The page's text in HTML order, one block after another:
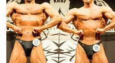
男子ボディビ
ル90㎏超級
2023年9月3日
開催 第27回
日本クラス別
選手権大会
【男子90㎏超
コンテス
ト
2021.09.21
【JBBF】